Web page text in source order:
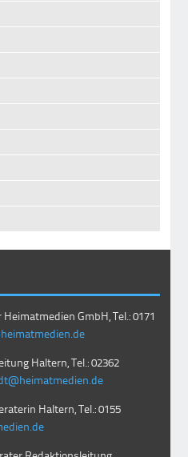
GmbH, Tel.: 0171
Haltern, Tel.: 02362
Haltern, Tel.: 0155